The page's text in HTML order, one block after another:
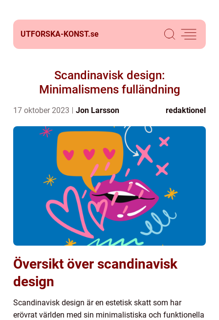
UTFORSKA-KONST.se
Scandinavisk design:
Minimalismens fulländning
17 oktober 2023 Jon Larsson redaktionel
Översikt över scandinavisk
design
Scandinavisk design är en estetisk skatt som har
erövrat världen med sin minimalistiska och funktionella